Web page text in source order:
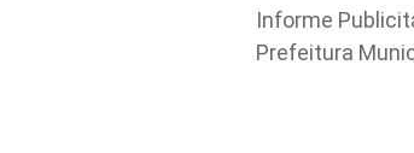
Informe
Prefeitura